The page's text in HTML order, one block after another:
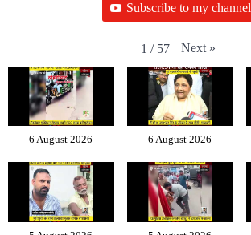
Subscribe to my channel
1 / 57 Next »
6 August 2026 6 August 2026